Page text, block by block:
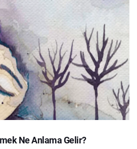
Ne Anlama Gelir?